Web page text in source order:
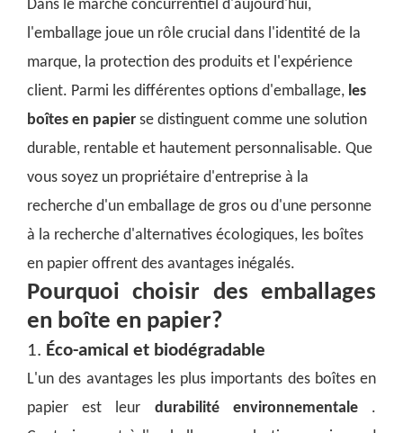
Dans le marché concurrentiel d'aujourd'hui,
l'emballage joue un rôle crucial dans l'identité de la
marque, la protection des produits et l'expérience
client. Parmi les différentes options d'emballage, les
boîtes en papier se distinguent comme une solution
durable, rentable et hautement personnalisable. Que
vous soyez un propriétaire d'entreprise à la
recherche d'un emballage de gros ou d'une personne
à la recherche d'alternatives écologiques, les boîtes
en papier offrent des avantages inégalés.
Pourquoi choisir des emballages
en boîte en papier?
1. Éco-amical et biodégradable
L'un des avantages les plus importants des boîtes en
papier est leur durabilité environnementale .